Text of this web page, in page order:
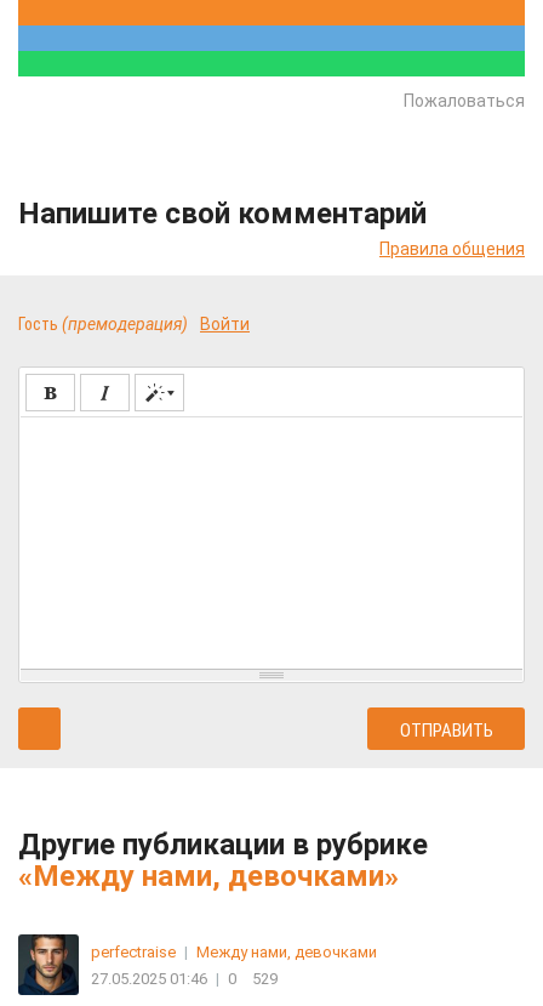
Пожаловаться
Напишите свой комментарий
Правила общения
Гость (премодерация) Войти
Другие публикации в рубрике
«Между нами, девочками»
perfectraise | Между нами, девочками
27.05.2025 01:46 | 0 529